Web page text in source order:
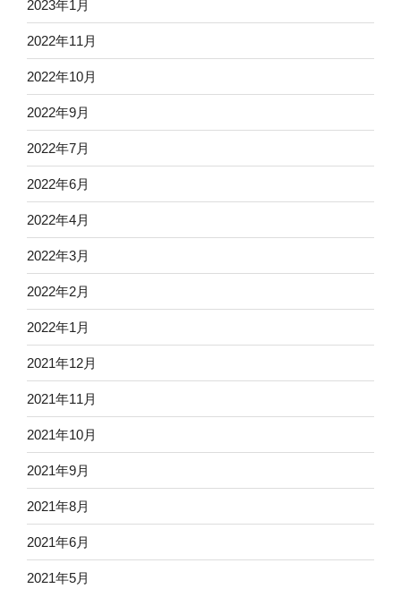
2023年1月
2022年11月
2022年10月
2022年9月
2022年7月
2022年6月
2022年4月
2022年3月
2022年2月
2022年1月
2021年12月
2021年11月
2021年10月
2021年9月
2021年8月
2021年6月
2021年5月